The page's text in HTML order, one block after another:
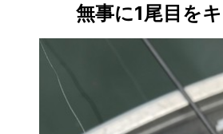
無事に1尾目を